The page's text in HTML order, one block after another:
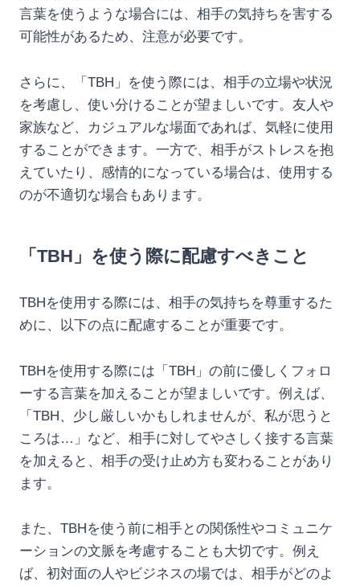
言葉を使うような場合には、相手の気持ちを害する
可能性があるため、注意が必要です。
さらに、「TBH」を使う際には、相手の立場や状況
を考慮し、使い分けることが望ましいです。友人や
家族など、カジュアルな場面であれば、気軽に使用
することができます。一方で、相手がストレスを抱
えていたり、感情的になっている場合は、使用する
のが不適切な場合もあります。
「TBH」を使う際に配慮すべきこと
TBHを使用する際には、相手の気持ちを尊重するた
めに、以下の点に配慮することが重要です。
TBHを使用する際には「TBH」の前に優しくフォロ
ーする言葉を加えることが望ましいです。例えば、
「TBH、少し厳しいかもしれませんが、私が思うと
ころは…」など、相手に対してやさしく接する言葉
を加えると、相手の受け止め方も変わることがあり
ます。
また、TBHを使う前に相手との関係性やコミュニケ
ーションの文脈を考慮することも大切です。例え
ば、初対面の人やビジネスの場では、相手がどのよ